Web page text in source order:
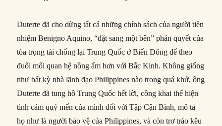
Duterte đã cho dừng tất cả những chính sách của người tiền
nhiệm Benigno Aquino, “đặt sang một bên” phán quyết của
tòa trọng tài chống lại Trung Quốc ở Biển Đông để theo
đuổi mối quan hệ nồng ấm hơn với Bắc Kinh. Không giống
như bất kỳ nhà lãnh đạo Philippines nào trong quá khứ, ông
Duterte đã tung hô Trung Quốc hết lời, công khai thể hiện
tình cảm quý mến của mình đối với Tập Cận Bình, mô tả
họ như là người bảo vệ của Philippines, và còn trơ tráo kêu